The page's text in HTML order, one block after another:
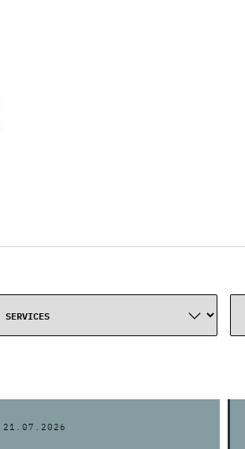
21.07.2026